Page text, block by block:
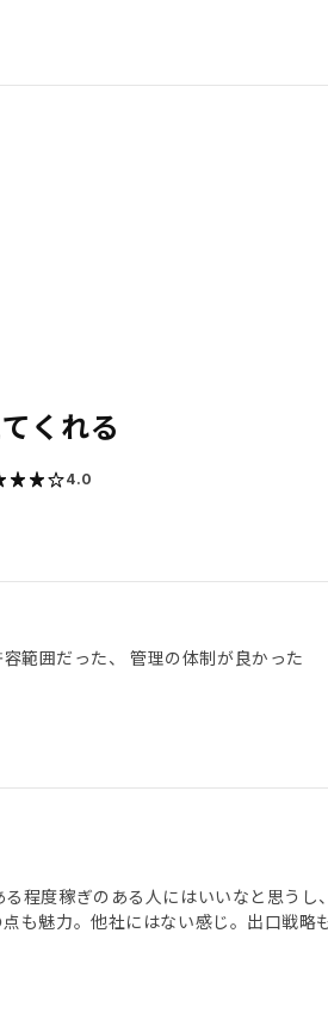
くれる
4.0
範囲だった、 管理の体制が良かった
程度稼ぎのある人にはいいなと思うし
も魅力。他社にはない感じ。出口戦略